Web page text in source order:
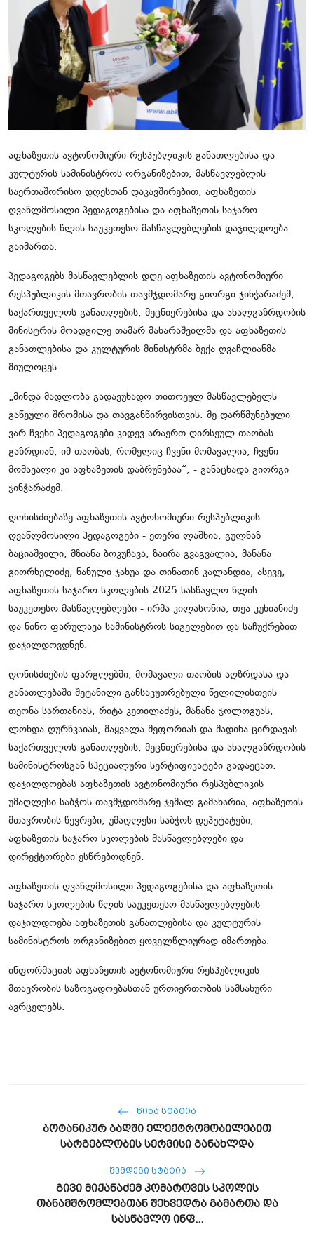
ჩვენს შესახებ
ყვითელი პრესა
საკითხავი
აფხაზეთის ავტონომიური რესპუბლიკის განათლებისა და
კულტურის სამინისტროს ორგანიზებით, მასწავლებლის
საერთაშორისო დღესთან დაკავშირებით, აფხაზეთის
ღვაწლმოსილი პედაგოგებისა და აფხაზეთის საჯარო
სკოლების წლის საუკეთესო მასწავლებლების დაჯილდოება
გაიმართა.
პედაგოგებს მასწავლებლის დღე აფხაზეთის ავტონომიური
რესპუბლიკის მთავრობის თავმჯდომარე გიორგი ჯინჭარაძემ,
საქართველოს განათლების, მეცნიერებისა და ახალგაზრდობის
მინისტრის მოადგილე თამარ მახარაშვილმა და აფხაზეთის
განათლებისა და კულტურის მინისტრმა ბექა ღვაჩლიანმა
მიულოცეს.
„მინდა მადლობა გადავუხადო თითოეულ მასწავლებელს
გაწეული შრომისა და თავგანწირვისთვის. მე დარწმუნებული
ვარ ჩვენი პედაგოგები კიდევ არაერთ ღირსეულ თაობას
გაზრდიან, იმ თაობას, რომელიც ჩვენი მომავალია, ჩვენი
მომავალი კი აფხაზეთის დაბრუნებაა“, - განაცხადა გიორგი
ჯინჭარაძემ.
ღონისძიებაზე აფხაზეთის ავტონომიური რესპუბლიკის
ღვაწლმოსილი პედაგოგები - ეთერი ლაშხია, გულნაზ
ბაციაშვილი, მზიანა ბოკუჩავა, ზაირა გვაგვალია, მანანა
გიორხელიძე, ნანული ჯახუა და თინათინ კალანდია, ასევე,
აფხაზეთის საჯარო სკოლების 2025 სასწავლო წლის
საუკეთესო მასწავლებლები - ირმა კილასონია, თეა კუხიანიძე
და ნინო ფარულავა სამინისტროს სიგელებით და საჩუქრებით
დაჯილდოვდნენ.
ღონისძიების ფარგლებში, მომავალი თაობის აღზრდასა და
განათლებაში შეტანილი განსაკუთრებული წვლილისთვის
თეონა სართანიას, რიტა კეთილაძეს, მანანა ჯოლოგუას,
ლონდა ღურწკაიას, მაყვალა მეფორიას და მადინა ცირდავას
საქართველოს განათლების, მეცნიერებისა და ახალგაზრდობის
სამინისტროსგან სპეციალური სერტიფიკატები გადაეცათ.
დაჯილდოებას აფხაზეთის ავტონომიური რესპუბლიკის
უმაღლესი საბჭოს თავმჯდომარე ჯემალ გამახარია, აფხაზეთის
მთავრობის წევრები, უმაღლესი საბჭოს დეპუტატები,
აფხაზეთის საჯარო სკოლების მასწავლებლები და
დირექტორები ესწრებოდნენ.
აფხაზეთის ღვაწლმოსილი პედაგოგებისა და აფხაზეთის
საჯარო სკოლების წლის საუკეთესო მასწავლებლების
დაჯილდოება აფხაზეთის განათლებისა და კულტურის
სამინისტროს ორგანიზებით ყოველწლიურად იმართება.
ინფორმაციას აფხაზეთის ავტონომიური რესპუბლიკის
მთავრობის საზოგადოებასთან ურთიერთობის სამსახური
ავრცელებს.
ᲬᲘᲜᲐ ᲡᲢᲐᲢᲘᲐ
ბოტანიკურ ბაღში ელექტრომობილებით
სარგებლობის სერვისი განახლდა
ᲨᲔᲛᲓᲔᲒᲘ ᲡᲢᲐᲢᲘᲐ
გივი მიქანაძემ კომაროვის სკოლის
თანამშრომლებთან შეხვედრა გამართა და
სასწავლო ინფ...